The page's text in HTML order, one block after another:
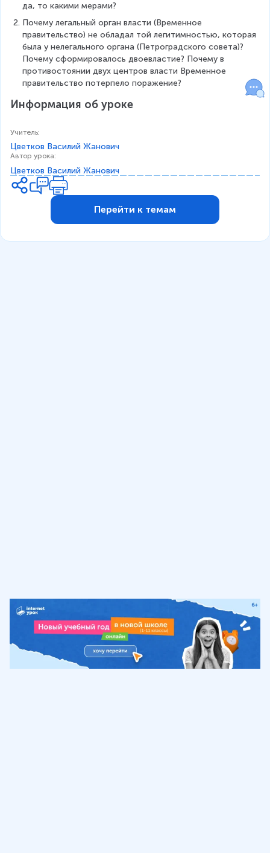
да, то какими мерами?
Почему легальный орган власти (Временное
правительство) не обладал той легитимностью, которая
была у нелегального органа (Петроградского совета)?
Почему сформировалось двоевластие? Почему в
противостоянии двух центров власти Временное
правительство потерпело поражение?
Информация об уроке
Учитель:
Цветков Василий Жанович
Автор урока:
Цветков Василий Жанович
Перейти к темам